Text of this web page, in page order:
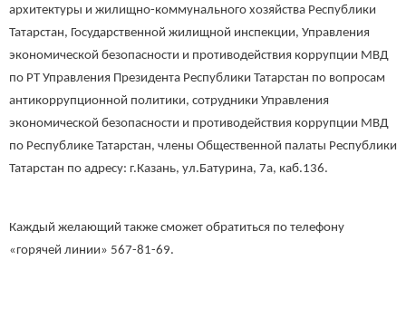
архитектуры и жилищно-коммунального хозяйства Республики
Татарстан, Государственной жилищной инспекции, Управления
экономической безопасности и противодействия коррупции МВД
по РТ Управления Президента Республики Татарстан по вопросам
антикоррупционной политики, сотрудники Управления
экономической безопасности и противодействия коррупции МВД
по Республике Татарстан, члены Общественной палаты Республики
Татарстан по адресу: г.Казань, ул.Батурина, 7а, каб.136.
Каждый желающий также сможет обратиться по телефону
«горячей линии» 567-81-69.